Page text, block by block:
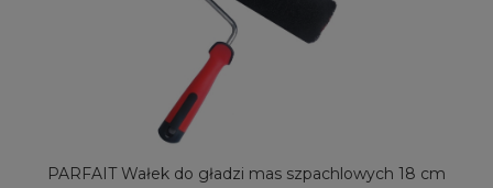
PARFAIT Wałek do gładzi mas szpachlowych 18 cm